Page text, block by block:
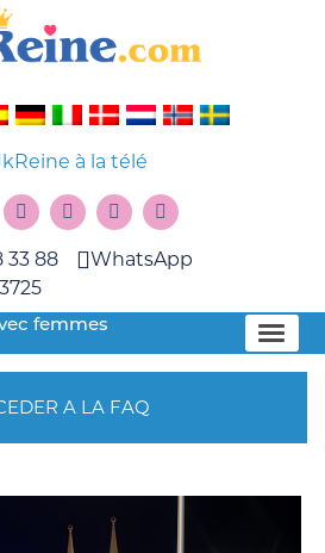
à la télé
33 88
WhatsApp
femmes
A LA FAQ